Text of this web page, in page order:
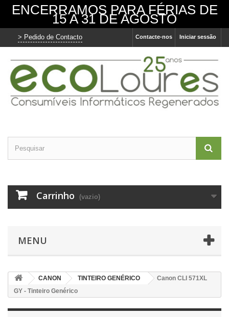
ENCERRAMOS PARA FÉRIAS DE
15 A 31 DE AGOSTO
Iniciar sessão
Contacte-nos
> Pedido de Contacto
Carrinho (vazio)
MENU
CANON TINTEIRO GENÉRICO
Canon CLI 571XL
GY - Tinteiro Genérico